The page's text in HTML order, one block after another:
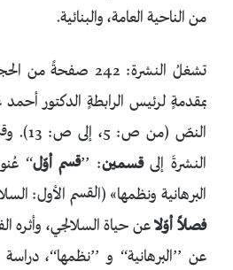
من الناحية العامة، والبنائية.
تشغلُ النشرة: 242
بمقدمةٍ لرئيس الرابطةٍ الدكتور
النصّ
النشرةَ إلىقسمين: ’’قسم أوّل‘‘
البرهانية ونظمها» (القسم الأول: السلالجي، 2020:
فصلاً أوّلاعن حياة السلالجي، وأثره
عن ’’البرهانية‘‘ و ’’نظمها‘‘،